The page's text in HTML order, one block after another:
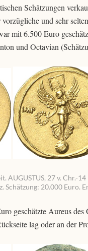
Schätzungen
vorzügliche und sehr
mit 6.500 Euro
und Octavian
AUGUSTUS, 27 v. Chr.-
Schätzung: 20.000 Euro.
geschätzte Aureus
lag oder an der